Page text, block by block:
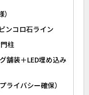
ンコロ石ライン
柱
舗装＋LED埋め込み
ライバシー確保）